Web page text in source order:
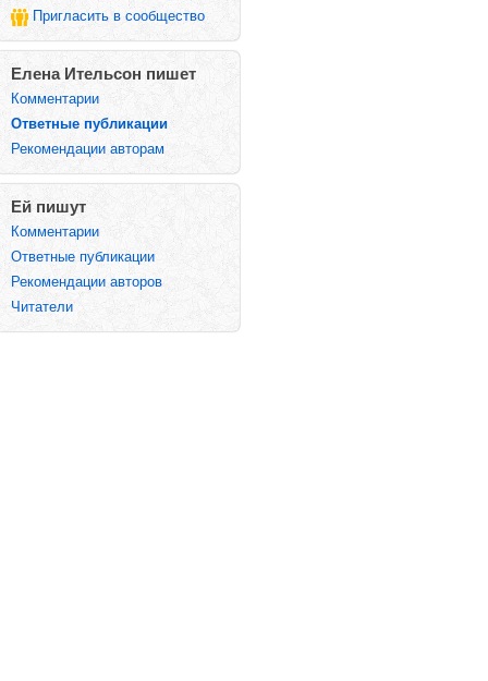
Пригласить в сообщество
Елена Ительсон пишет
Комментарии
Ответные публикации
Рекомендации авторам
Ей пишут
Комментарии
Ответные публикации
Рекомендации авторов
Читатели